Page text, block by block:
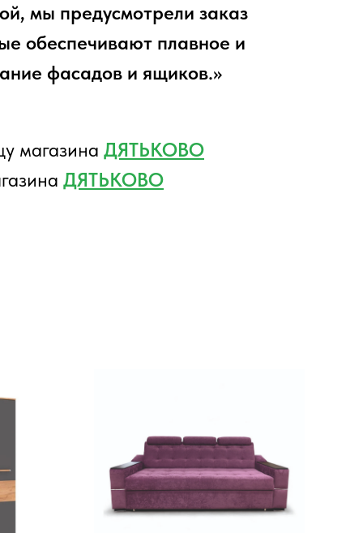
мы предусмотрели заказ
обеспечивают плавное и
фасадов и ящиков.»
магазина ДЯТЬКОВО
ДЯТЬКОВО